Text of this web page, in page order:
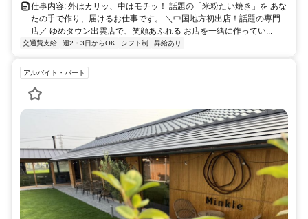
仕事内容: 外はカリッ、中はモチッ！ 話題の「米粉たい焼き」を あな
たの手で作り、届けるお仕事です。 ＼中国地方初出店！話題の専門
店／ ゆめタウン出雲店で、笑顔あふれる お店を一緒に作ってい...
交通費支給 週2・3日からOK シフト制 昇給あり
アルバイト・パート